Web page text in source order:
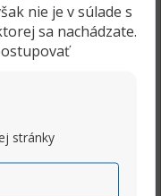
nie je v súlade s
sa nachádzate.
stránky
účtov?
live obchodný
obchodníkov.
preštudovať a
PAMM účty,
obchodníkov,